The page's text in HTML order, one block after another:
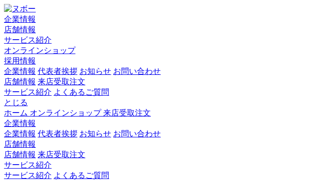
企業情報
店舗情報
サービス紹介
オンラインショップ
採用情報
企業情報 代表者挨拶 お知らせ お問い合わせ
店舗情報 来店受取注文
サービス紹介 よくあるご質問
とじる
ホーム オンラインショップ来店受取注文
企業情報
企業情報 代表者挨拶 お知らせ お問い合わせ
店舗情報
店舗情報 来店受取注文
サービス紹介
サービス紹介 よくあるご質問